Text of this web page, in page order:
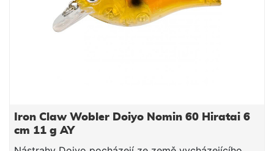
Iron Claw Wobler Doiyo Nomin 60 Hiratai 6
cm 11 g AY